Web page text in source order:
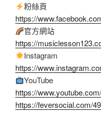
粉絲頁
https://
官方網站
https://
Instagram
https://
YouTube
https://
https://feversocial.com/